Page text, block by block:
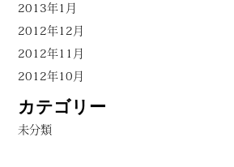
2013年1月
2012年12月
2012年11月
2012年10月
カテゴリー
未分類